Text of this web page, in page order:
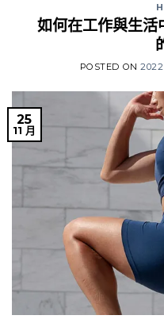
如何在工作與生
POSTED ON2022
25
11 月